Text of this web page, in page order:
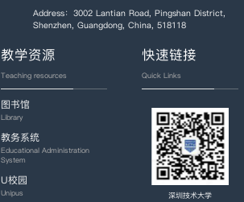
Address：3002 Lantian Road, Pingshan District,
Shenzhen, Guangdong, China, 518118
教学资源
Teaching resources
图书馆
Library
教务系统
Educational Administration
System
U校园
Unipus
快速链接
Quick Links
深圳技术大学